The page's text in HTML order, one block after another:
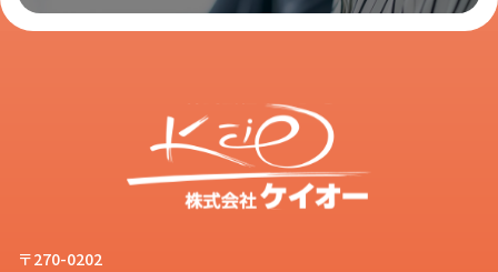
〒270-0202